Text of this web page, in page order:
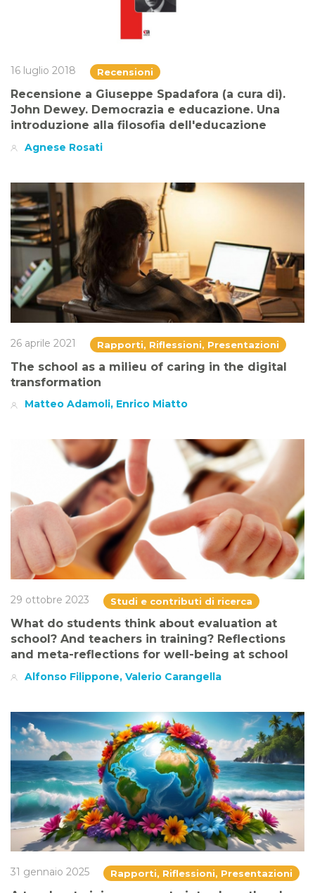
16 luglio 2018 Recensioni
Recensione a Giuseppe Spadafora (a cura di).
John Dewey. Democrazia e educazione. Una
introduzione alla filosofia dell'educazione
Agnese Rosati
26 aprile 2021 Rapporti, Riflessioni, Presentazioni
The school as a milieu of caring in the digital
transformation
Matteo Adamoli, Enrico Miatto
29 ottobre 2023 Studi e contributi di ricerca
What do students think about evaluation at
school? And teachers in training? Reflections
and meta-reflections for well-being at school
Alfonso Filippone, Valerio Carangella
31 gennaio 2025 Rapporti, Riflessioni, Presentazioni